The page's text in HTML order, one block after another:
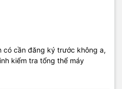
có cần đăng ký trước không a,
kiểm tra tổng thể máy